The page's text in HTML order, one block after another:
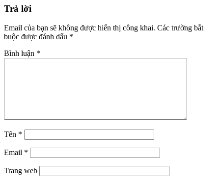
Trả lời
Email của bạn sẽ không được hiển thị công khai. Các trường bắt
buộc được đánh dấu *
Bình luận *
Tên *
Email *
Trang web